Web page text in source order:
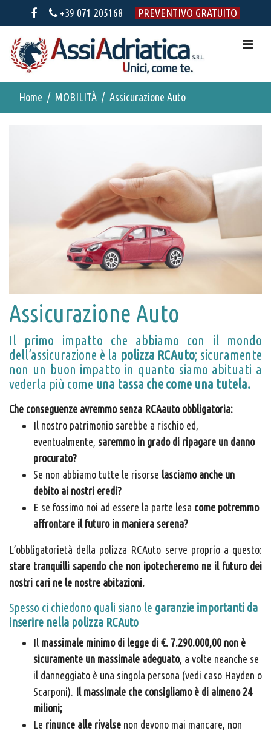
+39 071 205168 PREVENTIVO GRATUITO
Home MOBILITÀ Assicurazione Auto
Assicurazione Auto
Il primo impatto che abbiamo con il mondo
dell’assicurazione è la polizza RCAuto; sicuramente
non un buon impatto in quanto siamo abituati a
vederla più come una tassa che come una tutela.
Che conseguenze avremmo senza RCAauto obbligatoria:
Il nostro patrimonio sarebbe a rischio ed,
eventualmente, saremmo in grado di ripagare un danno
procurato?
Se non abbiamo tutte le risorse lasciamo anche un
debito ai nostri eredi?
E se fossimo noi ad essere la parte lesa come potremmo
affrontare il futuro in maniera serena?
L’obbligatorietà della polizza RCAuto serve proprio a questo:
stare tranquilli sapendo che non ipotecheremo ne il futuro dei
nostri cari ne le nostre abitazioni.
Spesso ci chiedono quali siano le garanzie importanti da
inserire nella polizza RCAuto
Il massimale minimo di legge di €. 7.290.000,00 non è
sicuramente un massimale adeguato, a volte neanche se
il danneggiato è una singola persona (vedi caso Hayden o
Scarponi). Il massimale che consigliamo è di almeno 24
milioni;
Le rinunce alle rivalse non devono mai mancare, non